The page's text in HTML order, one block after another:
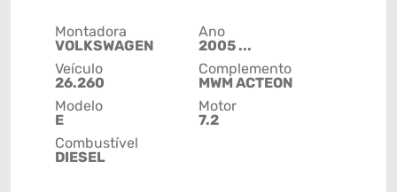
Montadora
VOLKSWAGEN
Veículo
26.260
Modelo
E
Ano
2005 ...
Complemento
MWM ACTEON
Motor
7.2
Combustível
DIESEL